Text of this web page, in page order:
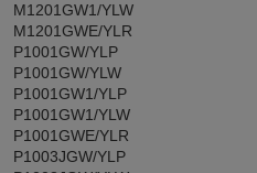
M1201GW1/YLW
M1201GWE/YLR
P1001GW/YLP
P1001GW/YLW
P1001GW1/YLP
P1001GW1/YLW
P1001GWE/YLR
P1003JGW/YLP